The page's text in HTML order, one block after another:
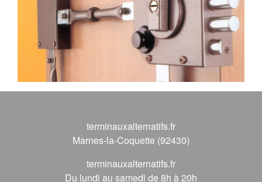
terminauxalternatifs.fr
Marnes-la-Coquette (92430)
terminauxalternatifs.fr
Du lundi au samedi de 8h à 20h